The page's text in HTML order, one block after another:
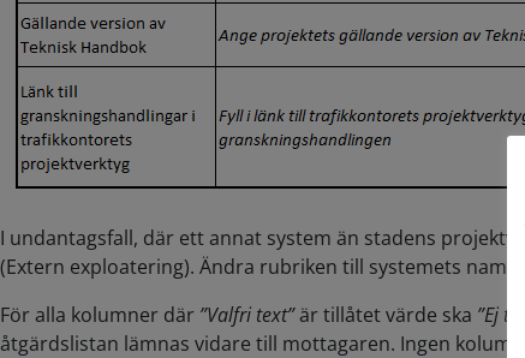
I undantagsfall, där ett annat system än stadens
(Extern exploatering). Ändra rubriken till systemets
För alla kolumner där ”Valfri text”är tillåtet värde ska ”Ej
åtgärdslistan lämnas vidare till mottagaren. Ingen